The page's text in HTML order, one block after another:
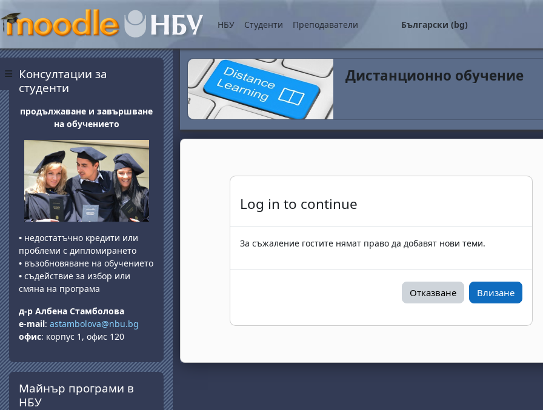
Прескочи на основното съдържание
Страничен панел
НБУ Студенти Преподаватели Български ‎(bg)‎
Дистанционно обучение
Log in to continue
За съжаление гостите нямат право да добавят нови теми.
Отказване Влизане
Блокове
Консултации за
студенти
продължаване и завършване
на обучението
• недостатъчно кредити или
проблеми с дипломирането
• възобновяване на обучението
• съдействие за избор или
смяна на програма
д-р Албена Стамболова
e-mail: astambolova@nbu.bg
офис: корпус 1, офис 120
Прескочи Майнър програми в НБУ
Майнър програми в
НБУ